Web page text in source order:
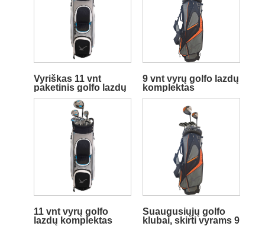
Vyriškas 11 vnt
paketinis golfo lazdų
rinkinys
9 vnt vyrų golfo lazdų
komplektas
11 vnt vyrų golfo
lazdų komplektas
Suaugusiųjų golfo
klubai, skirti vyrams 9